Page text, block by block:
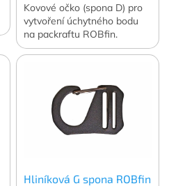
Kovové očko (spona D) pro
vytvoření úchytného bodu
na packraftu ROBfin.
Hliníková G spona ROBfin